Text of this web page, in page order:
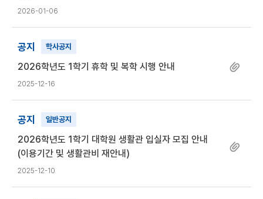
2026-01-06
공지 학사공지
2026학년도 1학기 휴학 및 복학 시행 안내
2025-12-16
공지 일반공지
2026학년도 1학기 대학원 생활관 입실자 모집 안내
(이용기간 및 생활관비 재안내)
2025-12-10